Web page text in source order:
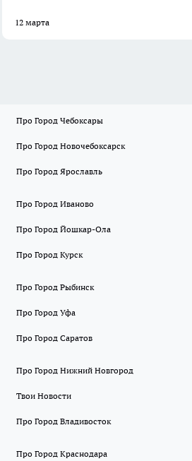
12 марта
Про Город Чебоксары
Про Город Новочебоксарск
Про Город Ярославль
Про Город Иваново
Про Город Йошкар-Ола
Про Город Курск
Про Город Рыбинск
Про Город Уфа
Про Город Саратов
Про Город Нижний Новгород
Твои Новости
Про Город Владивосток
Про Город Краснодара